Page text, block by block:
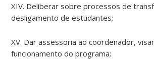
XIV. Deliberar sobre processos de
desligamento de estudantes;
XV. Dar assessoria ao coordenador,
funcionamento do programa;